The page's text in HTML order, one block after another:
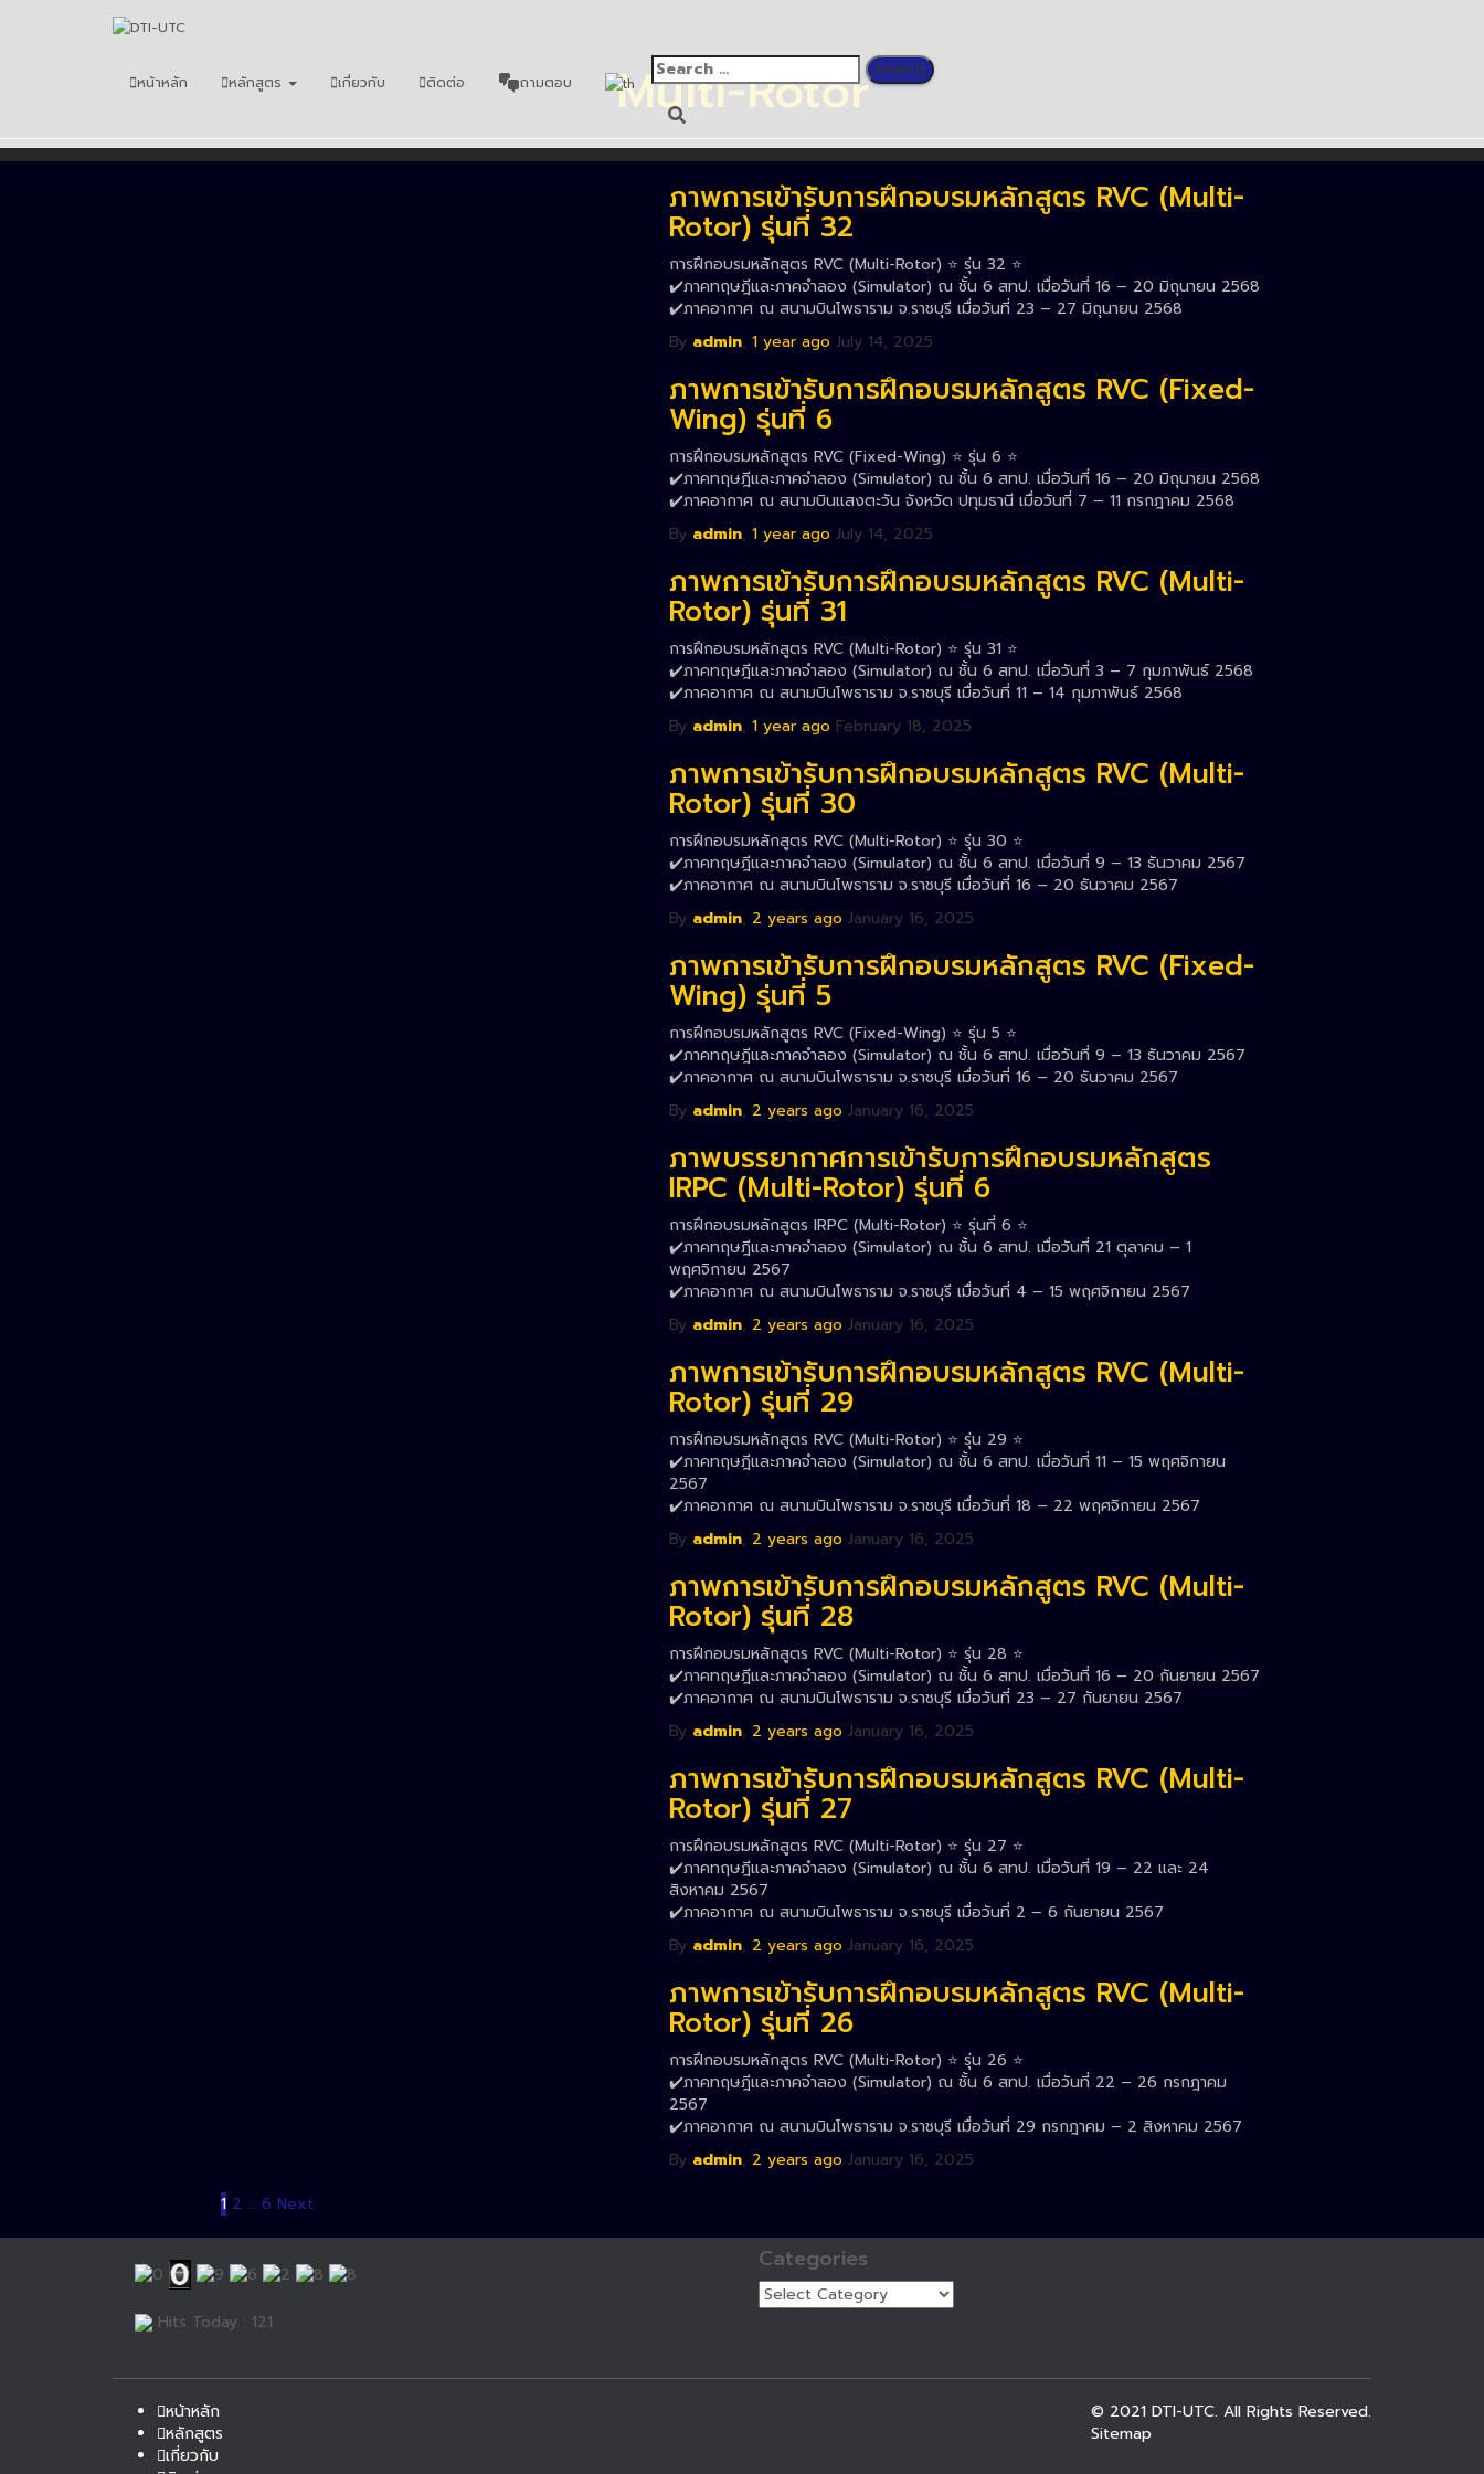
หน้าหลัก หลักสูตร เกี่ยวกับ ติดต่อ ถามตอบ Multi-Rotor
ภาพการเข้ารับการฝึกอบรมหลักสูตร RVC (Multi-
Rotor) รุ่นที่ 32
การฝึกอบรมหลักสูตร RVC (Multi-Rotor) ⭐️ รุ่น 32 ⭐️
✔️ภาคทฤษฎีและภาคจำลอง (Simulator) ณ ชั้น 6 สทป. เมื่อวันที่ 16 – 20 มิถุนายน 2568
✔️ภาคอากาศ ณ สนามบินโพธาราม จ.ราชบุรี เมื่อวันที่ 23 – 27 มิถุนายน 2568
By admin, 1 yearago July 14, 2025
ภาพการเข้ารับการฝึกอบรมหลักสูตร RVC (Fixed-
Wing) รุ่นที่ 6
การฝึกอบรมหลักสูตร RVC (Fixed-Wing) ⭐️ รุ่น 6 ⭐️
✔️ภาคทฤษฎีและภาคจำลอง (Simulator) ณ ชั้น 6 สทป. เมื่อวันที่ 16 – 20 มิถุนายน 2568
✔️ภาคอากาศ ณ สนามบินแสงตะวัน จังหวัด ปทุมธานี เมื่อวันที่ 7 – 11 กรกฎาคม 2568
By admin, 1 yearago July 14, 2025
ภาพการเข้ารับการฝึกอบรมหลักสูตร RVC (Multi-
Rotor) รุ่นที่ 31
การฝึกอบรมหลักสูตร RVC (Multi-Rotor) ⭐️ รุ่น 31 ⭐️
✔️ภาคทฤษฎีและภาคจำลอง (Simulator) ณ ชั้น 6 สทป. เมื่อวันที่ 3 – 7 กุมภาพันธ์ 2568
✔️ภาคอากาศ ณ สนามบินโพธาราม จ.ราชบุรี เมื่อวันที่ 11 – 14 กุมภาพันธ์ 2568
By admin, 1 yearago February 18, 2025
ภาพการเข้ารับการฝึกอบรมหลักสูตร RVC (Multi-
Rotor) รุ่นที่ 30
การฝึกอบรมหลักสูตร RVC (Multi-Rotor) ⭐️ รุ่น 30 ⭐️
✔️ภาคทฤษฎีและภาคจำลอง (Simulator) ณ ชั้น 6 สทป. เมื่อวันที่ 9 – 13 ธันวาคม 2567
✔️ภาคอากาศ ณ สนามบินโพธาราม จ.ราชบุรี เมื่อวันที่ 16 – 20 ธันวาคม 2567
By admin, 2 years ago January 16, 2025
ภาพการเข้ารับการฝึกอบรมหลักสูตร RVC (Fixed-
Wing) รุ่นที่ 5
การฝึกอบรมหลักสูตร RVC (Fixed-Wing) ⭐️ รุ่น 5 ⭐️
✔️ภาคทฤษฎีและภาคจำลอง (Simulator) ณ ชั้น 6 สทป. เมื่อวันที่ 9 – 13 ธันวาคม 2567
✔️ภาคอากาศ ณ สนามบินโพธาราม จ.ราชบุรี เมื่อวันที่ 16 – 20 ธันวาคม 2567
By admin, 2 years ago January 16, 2025
ภาพบรรยากาศการเข้ารับการฝึกอบรมหลักสูตร
IRPC (Multi-Rotor) รุ่นที่ 6
การฝึกอบรมหลักสูตร IRPC (Multi-Rotor) ⭐️ รุ่นที่ 6 ⭐️
✔️ภาคทฤษฎีและภาคจำลอง (Simulator) ณ ชั้น 6 สทป. เมื่อวันที่ 21 ตุลาคม – 1
พฤศจิกายน 2567
✔️ภาคอากาศ ณ สนามบินโพธาราม จ.ราชบุรี เมื่อวันที่ 4 – 15 พฤศจิกายน 2567
By admin, 2 years ago January 16, 2025
ภาพการเข้ารับการฝึกอบรมหลักสูตร RVC (Multi-
Rotor) รุ่นที่ 29
การฝึกอบรมหลักสูตร RVC (Multi-Rotor) ⭐️ รุ่น 29 ⭐️
✔️ภาคทฤษฎีและภาคจำลอง (Simulator) ณ ชั้น 6 สทป. เมื่อวันที่ 11 – 15 พฤศจิกายน
2567
✔️ภาคอากาศ ณ สนามบินโพธาราม จ.ราชบุรี เมื่อวันที่ 18 – 22 พฤศจิกายน 2567
By admin, 2 years ago January 16, 2025
ภาพการเข้ารับการฝึกอบรมหลักสูตร RVC (Multi-
Rotor) รุ่นที่ 28
การฝึกอบรมหลักสูตร RVC (Multi-Rotor) ⭐️ รุ่น 28 ⭐️
✔️ภาคทฤษฎีและภาคจำลอง (Simulator) ณ ชั้น 6 สทป. เมื่อวันที่ 16 – 20 กันยายน 2567
✔️ภาคอากาศ ณ สนามบินโพธาราม จ.ราชบุรี เมื่อวันที่ 23 – 27 กันยายน 2567
By admin, 2 years ago January 16, 2025
ภาพการเข้ารับการฝึกอบรมหลักสูตร RVC (Multi-
Rotor) รุ่นที่ 27
การฝึกอบรมหลักสูตร RVC (Multi-Rotor) ⭐️ รุ่น 27 ⭐️
✔️ภาคทฤษฎีและภาคจำลอง (Simulator) ณ ชั้น 6 สทป. เมื่อวันที่ 19 – 22 และ 24
สิงหาคม 2567
✔️ภาคอากาศ ณ สนามบินโพธาราม จ.ราชบุรี เมื่อวันที่ 2 – 6 กันยายน 2567
By admin, 2 years ago January 16, 2025
ภาพการเข้ารับการฝึกอบรมหลักสูตร RVC (Multi-
Rotor) รุ่นที่ 26
การฝึกอบรมหลักสูตร RVC (Multi-Rotor) ⭐️ รุ่น 26 ⭐️
✔️ภาคทฤษฎีและภาคจำลอง (Simulator) ณ ชั้น 6 สทป. เมื่อวันที่ 22 – 26 กรกฎาคม
2567
✔️ภาคอากาศ ณ สนามบินโพธาราม จ.ราชบุรี เมื่อวันที่ 29 กรกฎาคม – 2 สิงหาคม 2567
By admin, 2 years ago January 16, 2025
1 2 … 6 Next
Hits Today : 121
Categories
หน้าหลัก
หลักสูตร
เกี่ยวกับ
© 2021 DTI-UTC. All Rights Reserved.
Sitemap